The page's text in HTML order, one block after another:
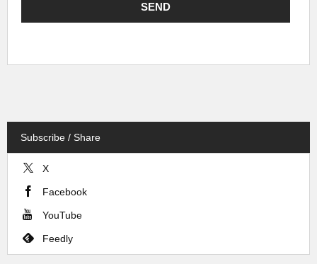
Subscribe / Share
X
Facebook
YouTube
Feedly